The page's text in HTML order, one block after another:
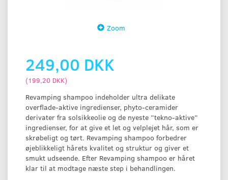
Zoom
249,00 DKK
(199,20 DKK)
Revamping shampoo indeholder ultra delikate
overflade-aktive ingredienser, phyto-ceramider
derivater fra solsikkeolie og de nyeste ”tekno-aktive”
ingredienser, for at give et let og velplejet hår, som er
skrøbeligt og tørt. Revamping shampoo forbedrer
øjeblikkeligt hårets kvalitet og struktur og giver et
smukt udseende. Efter Revamping shampoo er håret
klar til at modtage næste step i behandlingen.